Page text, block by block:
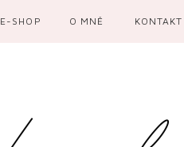
E-SHOP O MNĚ KONTAKT